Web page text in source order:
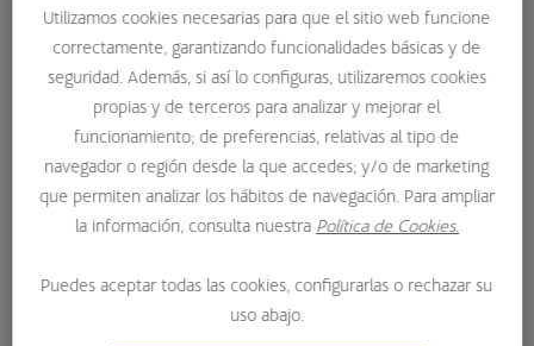
VÍDEO XX CONFERENCIA
ANUAL DE INVERSORES
BESTINVER
Vídeo completo de la XX Conferencia Anual de Inversores
de BESTINVER, celebrada el 10 de junio de 2021, donde
coloquio en la ronda de preguntas al final de la misma.
Utilizamos cookies necesarias para que el sitio web funcione
correctamente, garantizando funcionalidades básicas y de
seguridad. Además, si así lo configuras, utilizaremos cookies
propias y de terceros para analizar y mejorar el
funcionamiento; de preferencias, relativas al tipo de
navegador o región desde la que accedes; y/o de marketing
que permiten analizar los hábitos de navegación. Para ampliar
la información, consulta nuestra Política de Cookies.
Puedes aceptar todas las cookies, configurarlas o rechazar su
uso abajo.